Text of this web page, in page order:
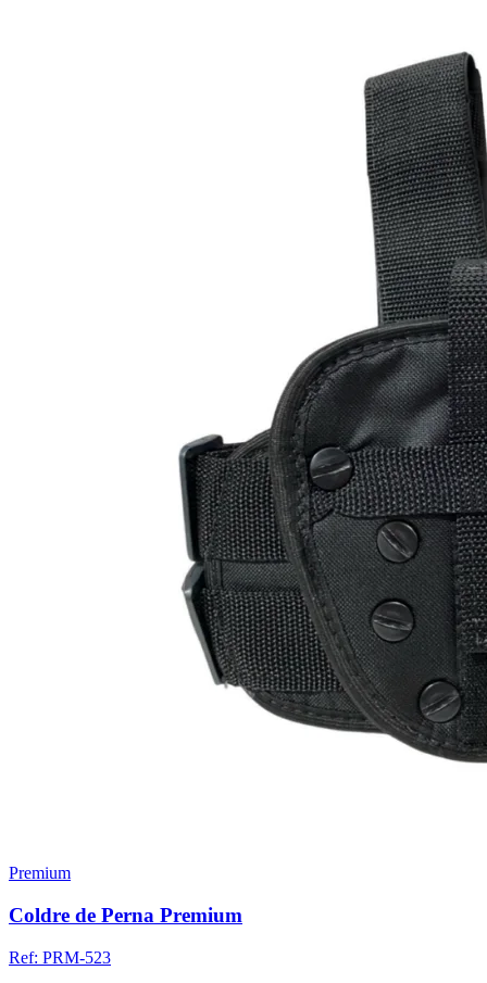
Premium
Coldre de Perna Premium
Ref: PRM-523